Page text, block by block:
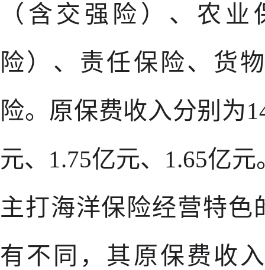
（含交强险）、农
险）、责任保险、货
险。原保费收入分别为
元、1.75亿元、1.65亿元
主打海洋保险经营特
有不同，其原保费收